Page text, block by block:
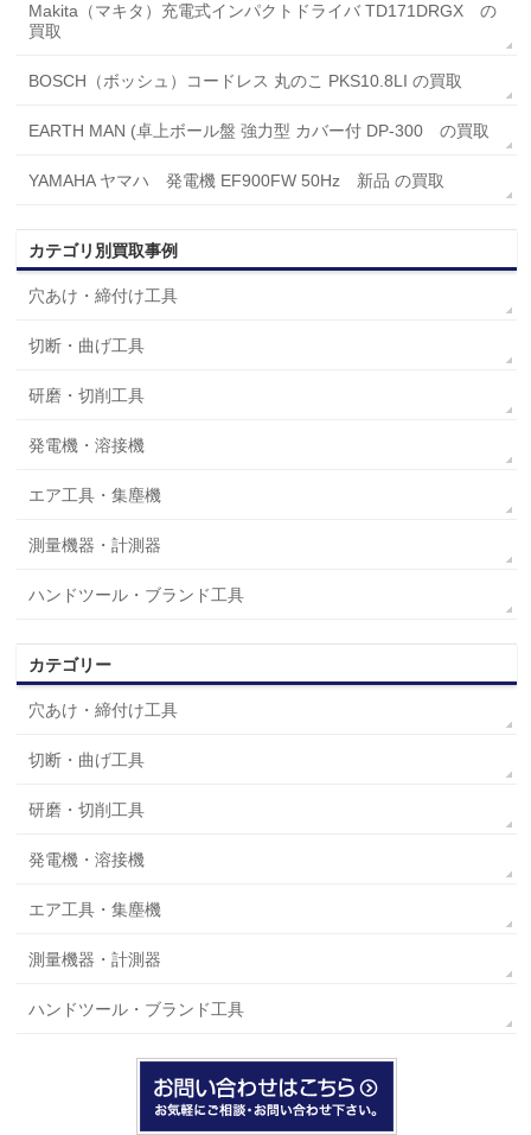
Makita（マキタ）充電式インパクトドライバ TD171DRGX の
買取
BOSCH（ボッシュ）コードレス 丸のこ PKS10.8LI の買取
EARTH MAN (卓上ボール盤 強力型 カバー付 DP-300 の買取
YAMAHA ヤマハ 発電機 EF900FW 50Hz 新品 の買取
カテゴリ別買取事例
穴あけ・締付け工具
切断・曲げ工具
研磨・切削工具
発電機・溶接機
エア工具・集塵機
測量機器・計測器
ハンドツール・ブランド工具
カテゴリー
穴あけ・締付け工具
切断・曲げ工具
研磨・切削工具
発電機・溶接機
エア工具・集塵機
測量機器・計測器
ハンドツール・ブランド工具